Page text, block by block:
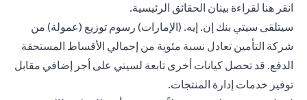
انقر هنا opens in a new tab
لقراءة بينان الحقائق الرئيسية.
سيتلقى سيتي بنك إن. إيه. (الإمارات) رسوم توزيع (عمولة) من
شركة التأمين تعادل نسبة مئوية من إجمالي الأقساط المستحقة
الدفع. قد تحصل كيانات أخرى تابعة لسيتي على أجر إضافي مقابل
توفير خدمات إدارة المنتجات.